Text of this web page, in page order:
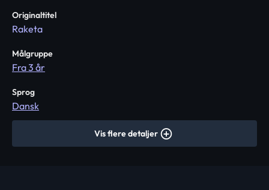
Originaltitel
Raketa
Målgruppe
Fra 3 år
Sprog
Dansk
Vis flere detaljer